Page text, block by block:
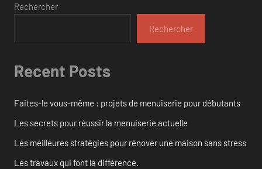
Rechercher
Rechercher
Recent Posts
Faites-le vous-même : projets de menuiserie pour débutants
Les secrets pour réussir la menuiserie actuelle
Les meilleures stratégies pour rénover une maison sans stress
Les travaux qui font la différence.